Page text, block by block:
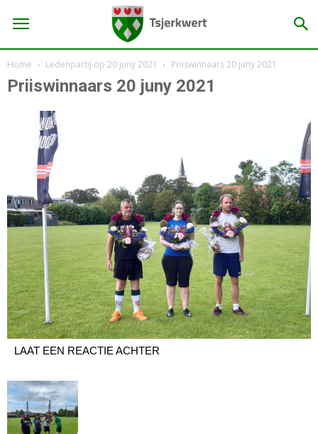
Home Ledenpartij op 20 juny 2021 Priiswinnaars 20 juny 2021
Priiswinnaars 20 juny 2021
LAAT EEN REACTIE ACHTER